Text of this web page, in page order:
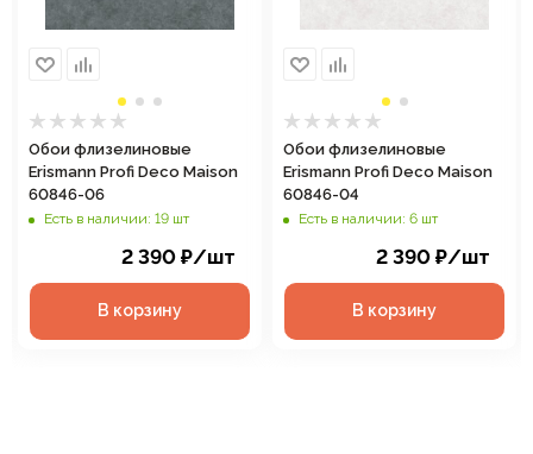
Обои флизелиновые
Erismann Profi Deco Maison
60846-06
Есть в наличии: 19 шт
2 390 ₽/шт
В корзину
Обои флизелиновые
Erismann Profi Deco Maison
60846-04
Есть в наличии: 6 шт
2 390 ₽/шт
В корзину